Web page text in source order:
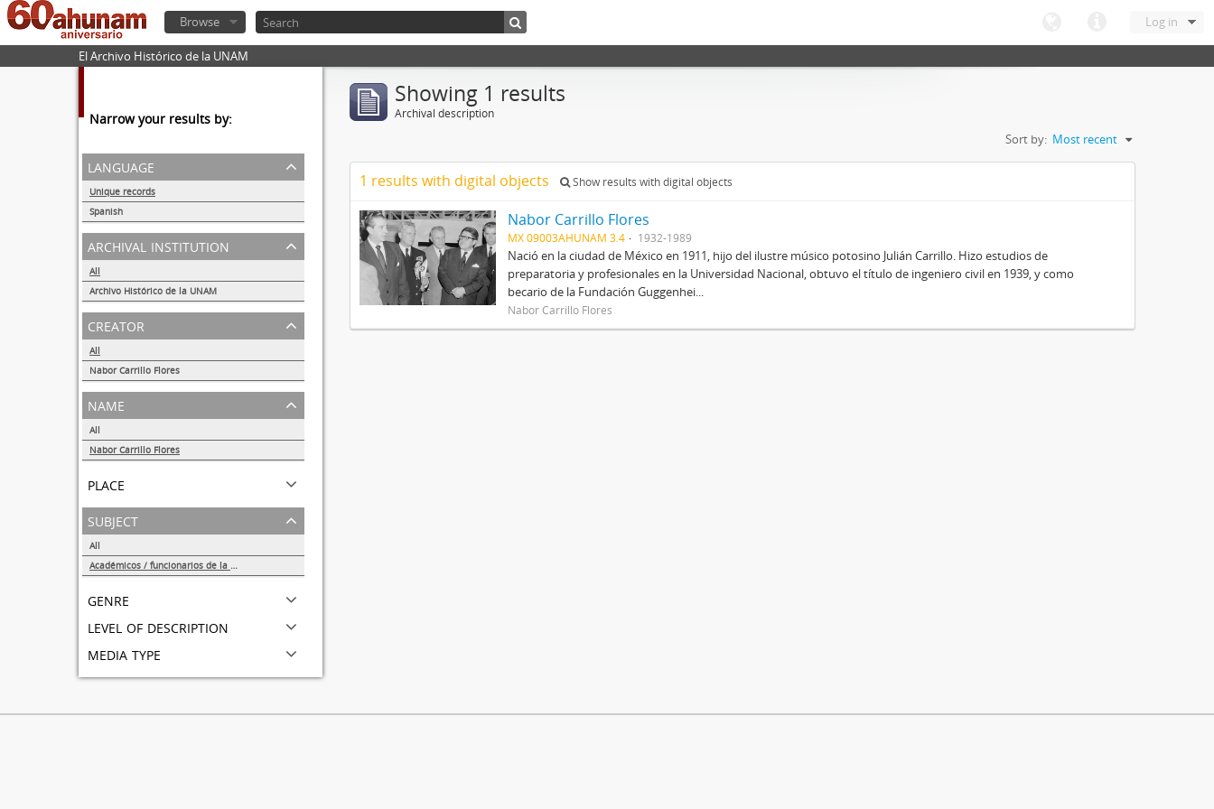
Log in
Browse
El Archivo Histórico de la UNAM
Narrow your results by:
language
Unique records
Spanish
1
archival institution
All
Archivo Histórico de la UNAM
1
creator
All
Nabor Carrillo Flores
1
name
All
Nabor Carrillo Flores
place
subject
All
Académicos / funcionarios de la Universidad
genre
level of description
media type
Showing 1 results
Archival description
Sort by: Most recent
1 results with digital objects Show results with digital objects
Nabor Carrillo Flores
MX 09003AHUNAM 3.4 1932-1989
Nació en la ciudad de México en 1911, hijo del ilustre músico potosino Julián Carrillo. Hizo estudios de
preparatoria y profesionales en la Universidad Nacional, obtuvo el título de ingeniero civil en 1939, y como
becario de la Fundación Guggenhei...
Nabor Carrillo Flores